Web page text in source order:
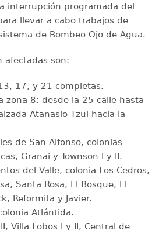
interrupción programada del
llevar a cabo trabajos de
de Bombeo Ojo de Agua.
afectadas son:
17, y 21 completas.
zona 8: desde la 25 calle hasta
Atanasio Tzul hacia la
de San Alfonso, colonias
Granai y Townson I y II.
del Valle, colonia Los Cedros,
Santa Rosa, El Bosque, El
Reformita y Javier.
Atlántida.
Villa Lobos I y II, Central de